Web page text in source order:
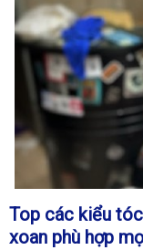
Top các kiểu
xoan phù hợp